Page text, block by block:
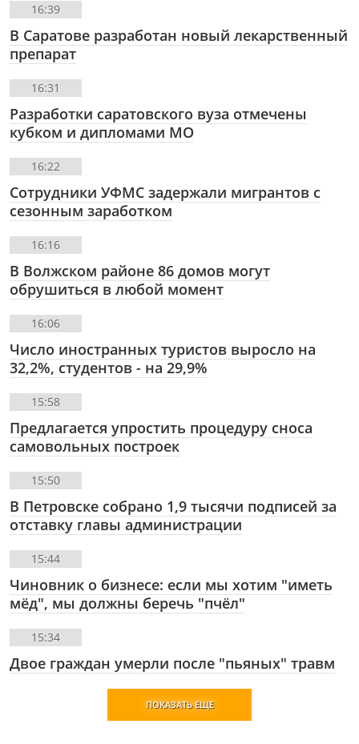
16:39
В Саратове разработан новый лекарственный
препарат
16:31
Разработки саратовского вуза отмечены
кубком и дипломами МО
16:22
Сотрудники УФМС задержали мигрантов с
сезонным заработком
16:16
В Волжском районе 86 домов могут
обрушиться в любой момент
16:06
Число иностранных туристов выросло на
32,2%, студентов - на 29,9%
15:58
Предлагается упростить процедуру сноса
самовольных построек
15:50
В Петровске собрано 1,9 тысячи подписей за
отставку главы администрации
15:44
Чиновник о бизнесе: если мы хотим "иметь
мёд", мы должны беречь "пчёл"
15:34
Двое граждан умерли после "пьяных" травм
ПОКАЗАТЬ ЕЩЕ